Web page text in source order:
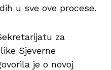
u sve ove procese.
za
Sjeverne
je o novoj